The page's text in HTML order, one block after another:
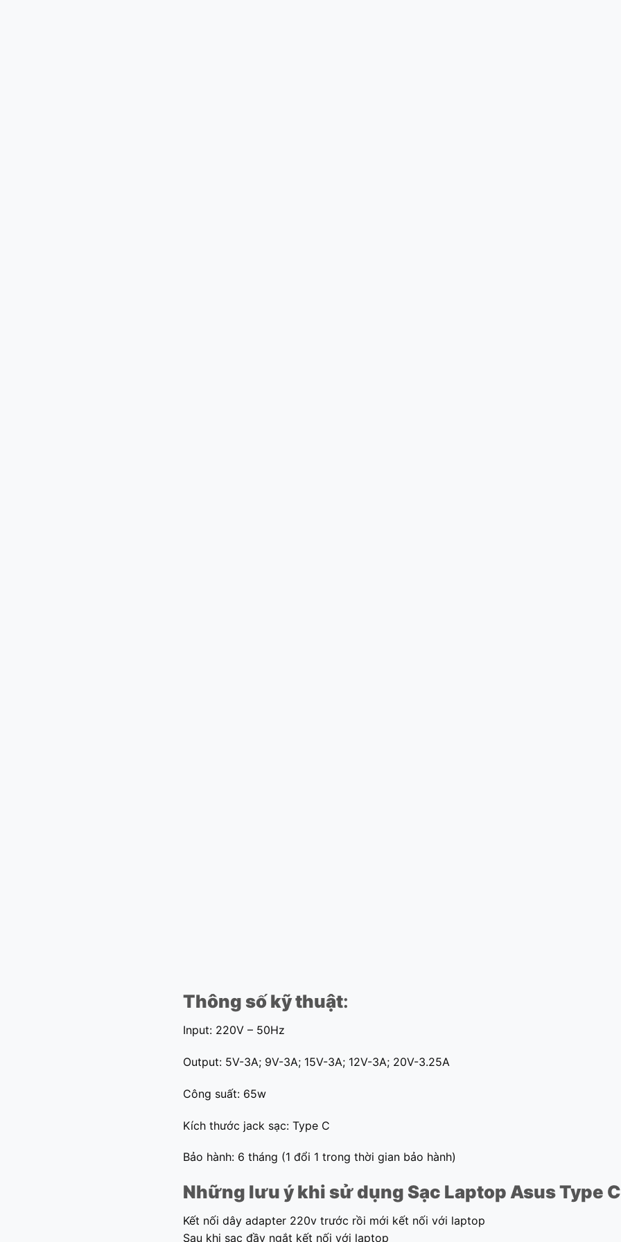
Thông số kỹ thuật:
Input: 220V – 50Hz
Output: 5V-3A; 9V-3A; 15V-3A; 12V-3A; 20V-3.25A
Công suất: 65w
Kích thước jack sạc: Type C
Bảo hành: 6 tháng (1 đổi 1 trong thời gian bảo hành)
Những lưu ý khi sử dụng Sạc Laptop Asus Type
Kết nối dây adapter 220v trước rồi mới kết nối với laptop
Sau khi sạc đầy ngắt kết nối với laptop